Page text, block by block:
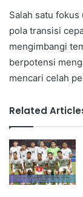
Salah satu fokus
pola transisi
mengimbangi
berpotensi
mencari celah
Related